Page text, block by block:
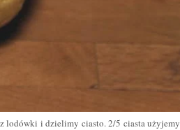
z lodówki i dzielimy ciasto. 2/5 ciasta użyjemy